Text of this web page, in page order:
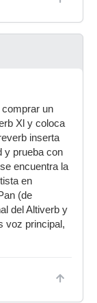
comprar un
Xl y coloca
inserta
y prueba con
encuentra la
en
(de
del Altiverb y
voz principal,